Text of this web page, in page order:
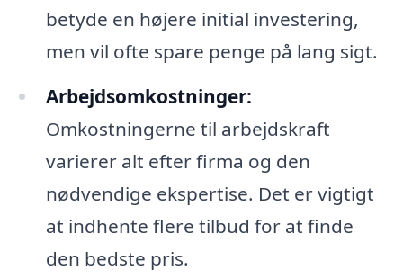
betyde en højere initial investering,
men vil ofte spare penge på lang sigt.
Arbejdsomkostninger:
Omkostningerne til arbejdskraft
varierer alt efter firma og den
nødvendige ekspertise. Det er vigtigt
at indhente flere tilbud for at finde
den bedste pris.